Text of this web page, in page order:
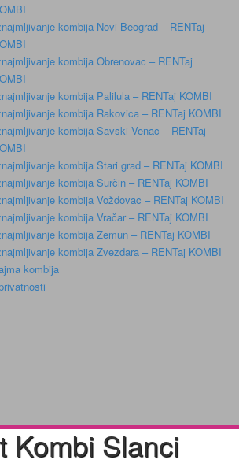
kombija Novi Beograd – RENTaj
kombija Obrenovac – RENTaj
kombija Palilula – RENTaj KOMBI
kombija Rakovica – RENTaj KOMBI
kombija Savski Venac – RENTaj
kombija Stari grad – RENTaj KOMBI
kombija Surčin – RENTaj KOMBI
kombija Voždovac – RENTaj KOMBI
kombija Vračar – RENTaj KOMBI
kombija Zemun – RENTaj KOMBI
kombija Zvezdara – RENTaj KOMBI
kombija
Kombi Slanci